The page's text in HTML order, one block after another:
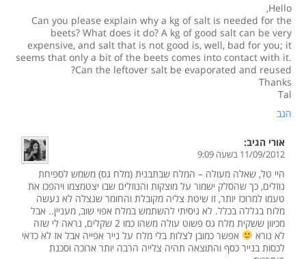
Hello,
Can you please explain why a kg of salt is needed for the
beets? What does it do? A kg of good salt can be very
expensive, and salt that is not good is, well, bad for you; it
seems that only a bit of the beets comes into contact with it.
Can the leftover salt be evaporated and reused?
Thanks
Tal
הגב
אורי הגיב:
11/09/2012 בשעה 9:09
היי טל, שאלה מעולה – המלח שבתבנית (מלח גס) משמש לספיחת
נוזלים, כך שהסלק ישמור על מוצקות והנוזלים שבו יצטמצמו ויהפכו את
טעמו למרוכז יותר, זו שיטת צליה מקובלת והחומר שנצלה לא נעשה
מלוח בגללה בכלל. לא ניסיתי להשתמש במלח אפוי שוב, מעניין.. אבל
מכיוון ששקית מלח גס פשוט עולה משהו כמו 2 שקלים, נראה לי שזה
לא נורא
אפשר כמובן לצלות בלי מלח על נייר אפייה אבל אז לא כדאי
לכסות בנייר כסף והתוצאה תהיה צלייה הרבה יותר ארוכה וסכנת